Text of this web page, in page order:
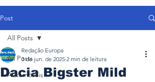
Post
All Posts
Automóveis
All Posts
Dacia Bigster Mild
Redação Europa
3 de jun. de 2025 2 min de leitura